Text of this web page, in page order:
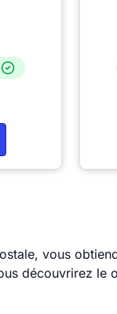
vous
découvrirez le